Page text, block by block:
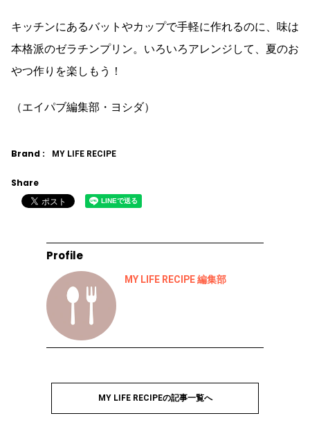
キッチンにあるバットやカップで手軽に作れるのに、味は
本格派のゼラチンプリン。いろいろアレンジして、夏のお
やつ作りを楽しもう！
（エイパブ編集部・ヨシダ）
Brand : MY LIFE RECIPE
Share
Profile
MY LIFE RECIPE 編集部
MY LIFE RECIPEの記事一覧へ